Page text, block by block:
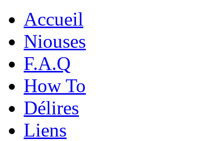
Accueil
Niouses
F.A.Q
How To
Délires
Liens